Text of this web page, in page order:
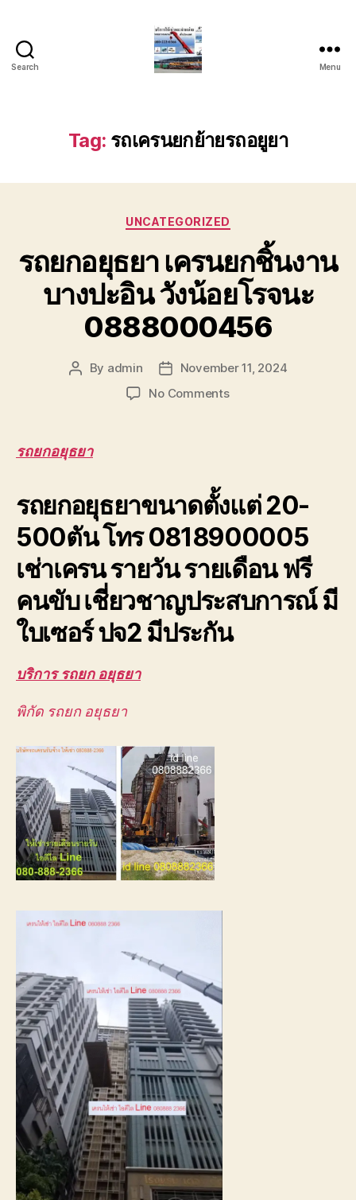
Search
รถ
เครน
เฮี๊ยบ
สไลด์
เครื่องจักร
โทร
0818900005
Menu
Tag: รถเครนยกย้ายรถอยูยา
Categories
UNCATEGORIZED
รถยกอยุธยา เครนยกชิ้นงาน
บางปะอิน วังน้อยโรจนะ
0888000456
Post
By admin
Post
date
November 11, 2024
No Commentson
ชิ้น
งาน
บางปะอิน
วังน้อย
โรจ
0888000456
รถยกอยุธยา
รถยกอยุธยาขนาดตั้งแต่ 20-
500ตัน โทร 0818900005
เช่าเครน รายวัน รายเดือน ฟรี
คนขับ เชี่ยวชาญประสบการณ์ มี
ใบเซอร์ ปจ2 มีประกัน
บริการ รถยก อยุธยา
พิกัด รถยก อยุธยา